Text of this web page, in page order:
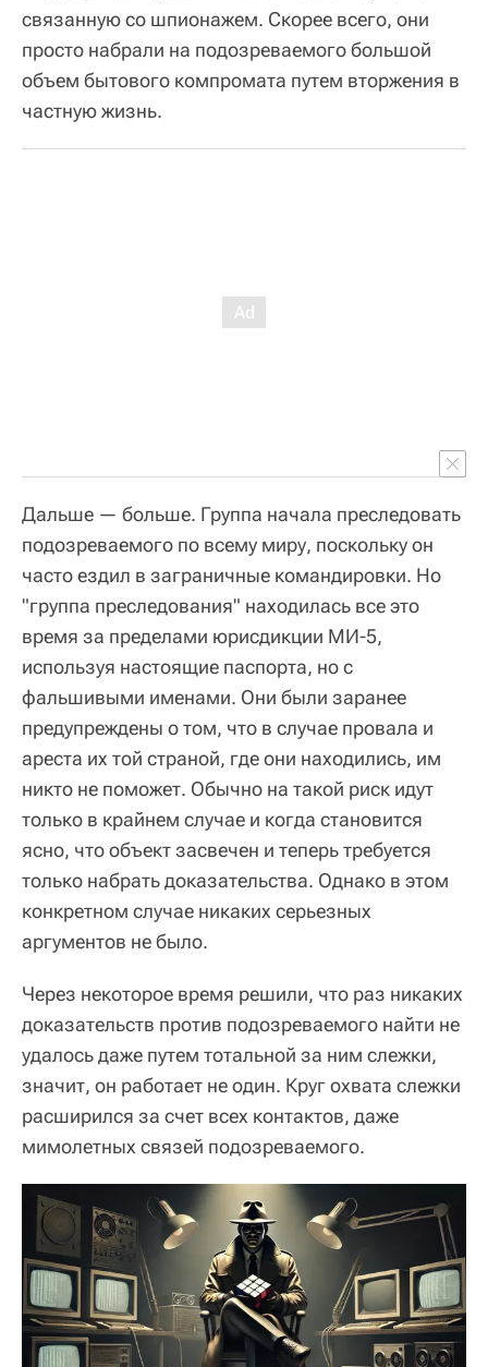
связанную со шпионажем. Скорее всего, они
просто набрали на подозреваемого большой
объем бытового компромата путем вторжения в
частную жизнь.
Дальше — больше. Группа начала преследовать
подозреваемого по всему миру, поскольку он
часто ездил в заграничные командировки. Но
"группа преследования" находилась все это
время за пределами юрисдикции МИ-5,
используя настоящие паспорта, но с
фальшивыми именами. Они были заранее
предупреждены о том, что в случае провала и
ареста их той страной, где они находились, им
никто не поможет. Обычно на такой риск идут
только в крайнем случае и когда становится
ясно, что объект засвечен и теперь требуется
только набрать доказательства. Однако в этом
конкретном случае никаких серьезных
аргументов не было.
Через некоторое время решили, что раз никаких
доказательств против подозреваемого найти не
удалось даже путем тотальной за ним слежки,
значит, он работает не один. Круг охвата слежки
расширился за счет всех контактов, даже
мимолетных связей подозреваемого.